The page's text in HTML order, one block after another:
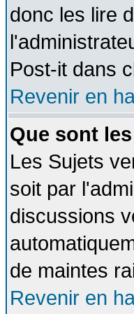
donc les lire
Post-it dans
Revenir en
Que sont
Les Sujets
soit par
discussions
de maintes
Revenir en